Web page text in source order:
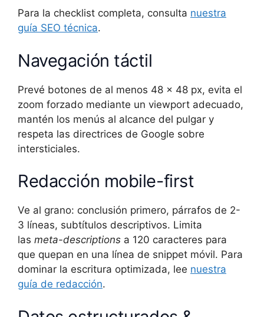
Para la checklist completa, consulta nuestra
guía SEO técnica.
Navegación táctil
Prevé botones de al menos 48 × 48 px, evita el
zoom forzado mediante un viewport adecuado,
mantén los menús al alcance del pulgar y
respeta las directrices de Google sobre
intersticiales.
Redacción mobile-first
Ve al grano: conclusión primero, párrafos de 2-
3 líneas, subtítulos descriptivos. Limita
las meta-descriptions a 120 caracteres para
que quepan en una línea de snippet móvil. Para
dominar la escritura optimizada, lee nuestra
guía de redacción.